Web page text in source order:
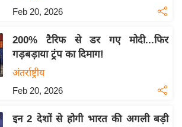
Feb 20, 2026
200% टैरिफ से डर गए मोदी...फिर
गड़बड़ाया ट्रंप का दिमाग!
अंतर्राष्ट्रीय
Feb 20, 2026
इन 2 देशों से होगी भारत की अगली बड़ी